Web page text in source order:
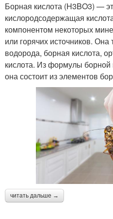
Борная кислота (H3BO3) —
кислородсодержащая
компонентом некоторых
или горячих источников. Она
водорода, борная кислота,
кислота. Из формулы борной
она состоит из элементов
читать дальше →